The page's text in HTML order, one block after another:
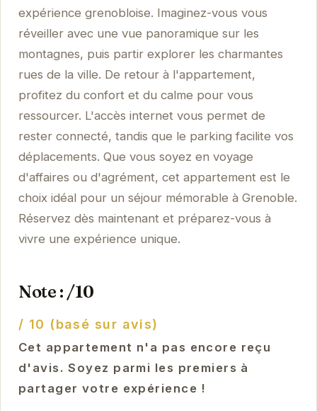
expérience grenobloise. Imaginez-vous vous
réveiller avec une vue panoramique sur les
montagnes, puis partir explorer les charmantes
rues de la ville. De retour à l'appartement,
profitez du confort et du calme pour vous
ressourcer. L'accès internet vous permet de
rester connecté, tandis que le parking facilite vos
déplacements. Que vous soyez en voyage
d'affaires ou d'agrément, cet appartement est le
choix idéal pour un séjour mémorable à Grenoble.
Réservez dès maintenant et préparez-vous à
vivre une expérience unique.
Note : /10
/ 10 (basé sur avis)
Cet appartement n'a pas encore reçu
d'avis. Soyez parmi les premiers à
partager votre expérience !